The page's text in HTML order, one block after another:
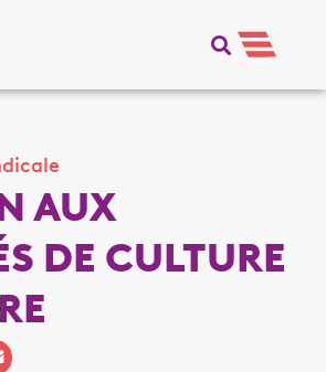
AUX
DE CULTURE